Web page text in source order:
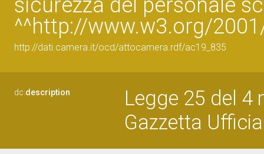
^^http://www.w3.org/
http://dati.camera.it/ocd/attocamera.rdf/ac19_835
dc:description
Legge 25 del
Gazzetta